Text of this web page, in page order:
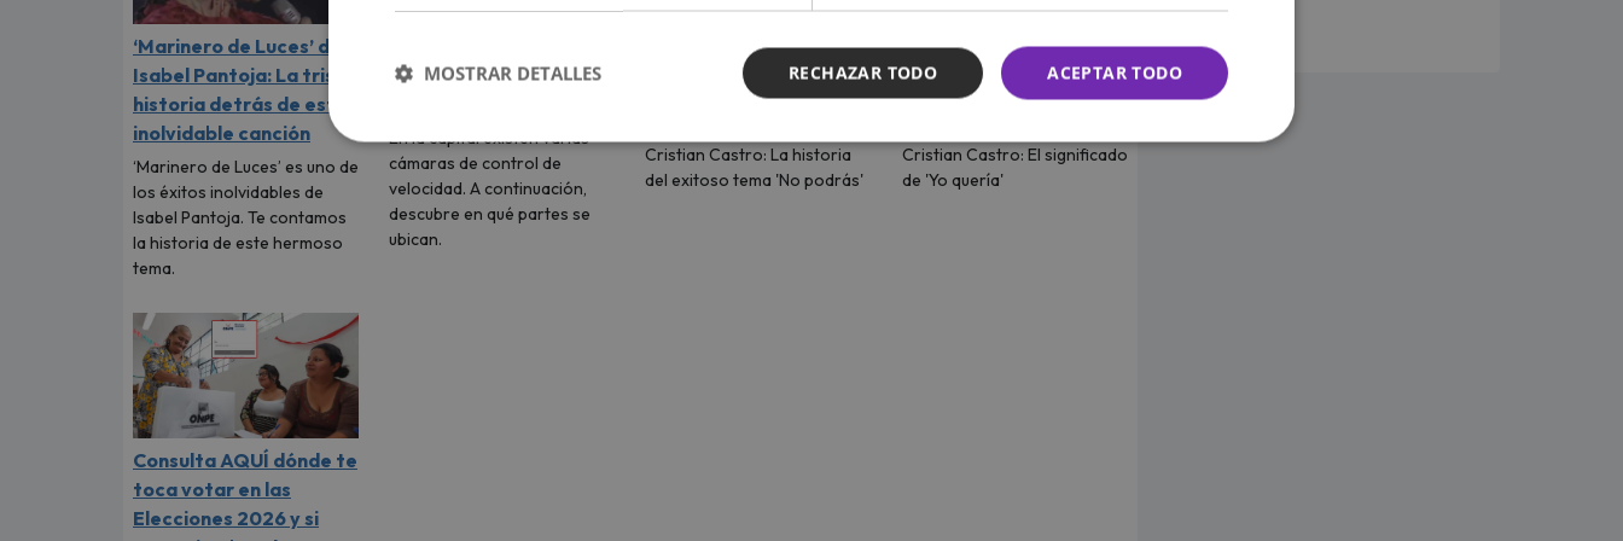
‘Marinero de Luces’ de
Isabel Pantoja: La triste
historia detrás de esta
inolvidable canción
‘Marinero de Luces’ es uno de
los éxitos inolvidables de
Isabel Pantoja. Te contamos
la historia de este hermoso
tema.
las cámaras de control
En la capital existen varias
cámaras de control de
velocidad. A continuación,
descubre en qué partes se
ubican.
Cristian Castro: La
historia del exitoso
Cristian Castro: La historia
del exitoso tema 'No podrás'
Cristian Castro: El
significado de 'Yo
Cristian Castro: El significado
de 'Yo quería'
Consulta AQUÍ dónde te
toca votar en las
Elecciones 2026 y si
ACEPTAR TODO
RECHAZAR TODO
MOSTRAR DETALLES